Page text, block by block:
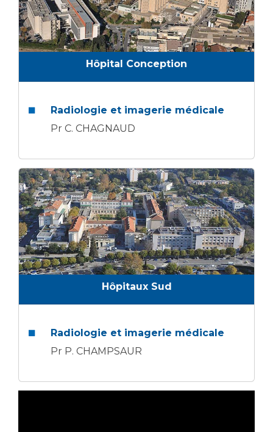
Hôpital Conception
Radiologie et imagerie médicale
Pr C. CHAGNAUD
Hôpitaux Sud
Radiologie et imagerie médicale
Pr P. CHAMPSAUR